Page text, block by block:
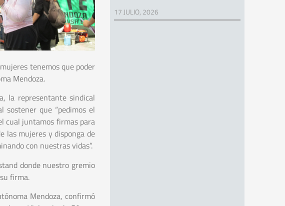
tenemos que poder
Mendoza.
la representante sindical
sostener que “pedimos el
cual juntamos firmas para
las mujeres y disponga de
con nuestras vidas”.
donde nuestro gremio
firma.
Mendoza, confirmó
17 JULIO, 2026